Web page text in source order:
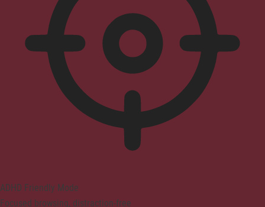
ADHD Friendly Mode
Focused browsing, distraction-free